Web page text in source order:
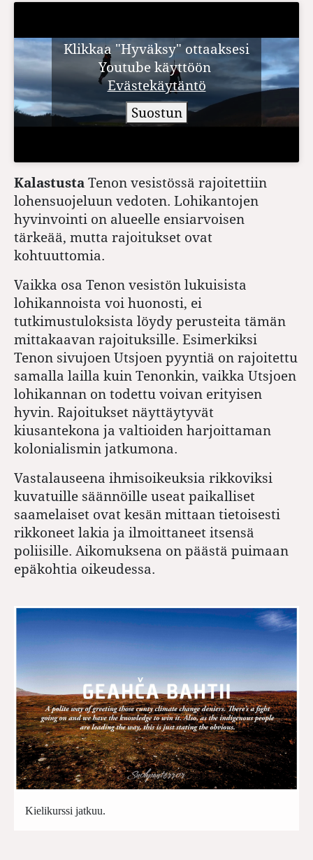
Klikkaa "Hyväksy" ottaaksesi
Youtube käyttöön
Evästekäytäntö
Suostun
Kalastusta Tenon vesistössä rajoitettiin
lohensuojeluun vedoten. Lohikantojen
hyvinvointi on alueelle ensiarvoisen
tärkeää, mutta rajoitukset ovat
kohtuuttomia.
Vaikka osa Tenon vesistön lukuisista
lohikannoista voi huonosti, ei
tutkimustuloksista löydy perusteita tämän
mittakaavan rajoituksille. Esimerkiksi
Tenon sivujoen Utsjoen pyyntiä on rajoitettu
samalla lailla kuin Tenonkin, vaikka Utsjoen
lohikannan on todettu voivan erityisen
hyvin. Rajoitukset näyttäytyvät
kiusantekona ja valtioiden harjoittaman
kolonialismin jatkumona.
Vastalauseena ihmisoikeuksia rikkoviksi
kuvatuille säännöille useat paikalliset
saamelaiset ovat kesän mittaan tietoisesti
rikkoneet lakia ja ilmoittaneet itsensä
poliisille. Aikomuksena on päästä puimaan
epäkohtia oikeudessa.
Kielikurssi jatkuu.